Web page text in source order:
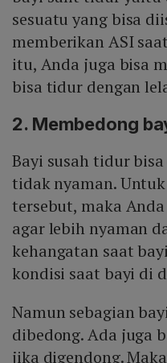
sesuatu yang bisa
memberikan ASI
itu, Anda juga bisa
bisa tidur dengan
2. Membedong
Bayi susah tidur
tidak nyaman.
tersebut, maka
agar lebih nyaman
kehangatan saat
kondisi saat bayi di
Namun sebagian
dibedong. Ada juga
jika digendong.